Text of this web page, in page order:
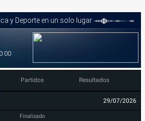
Partidos Resultados
29/07/2026
Finalizado